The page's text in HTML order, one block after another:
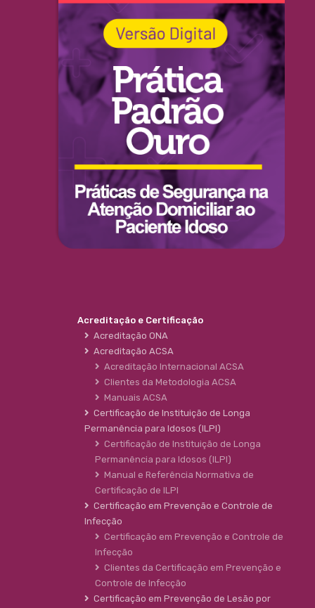
Acreditação e Certificação
Acreditação ONA
Acreditação ACSA
Acreditação Internacional ACSA
Clientes da Metodologia ACSA
Manuais ACSA
Certificação de Instituição de Longa
Permanência para Idosos (ILPI)
Certificação de Instituição de Longa
Permanência para Idosos (ILPI)
Manual e Referência Normativa de
Certificação de ILPI
Certificação em Prevenção e Controle de
Infecção
Certificação em Prevenção e Controle de
Infecção
Clientes da Certificação em Prevenção e
Controle de Infecção
Certificação em Prevenção de Lesão por